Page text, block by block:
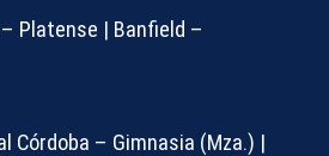
Platense | Banfield –
Córdoba – Gimnasia (Mza.) |